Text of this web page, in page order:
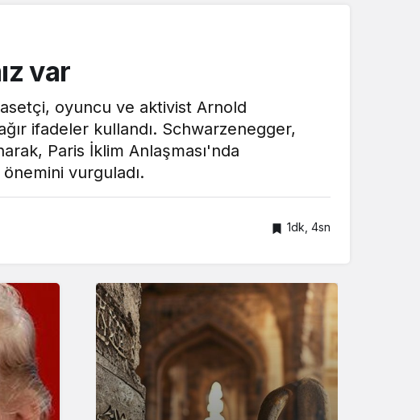
var
oyuncu ve aktivist Arnold
ifadeler kullandı. Schwarzenegger,
Paris İklim Anlaşması'nda
vurguladı.
1dk, 4sn